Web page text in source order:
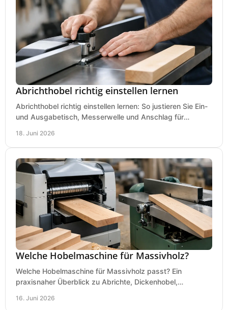
Abrichthobel richtig einstellen lernen
Abrichthobel richtig einstellen lernen: So justieren Sie Ein-
und Ausgabetisch, Messerwelle und Anschlag für
18. Juni 2026
Welche Hobelmaschine für Massivholz?
Welche Hobelmaschine für Massivholz passt? Ein
praxisnaher Überblick zu Abrichte, Dickenhobel,
16. Juni 2026